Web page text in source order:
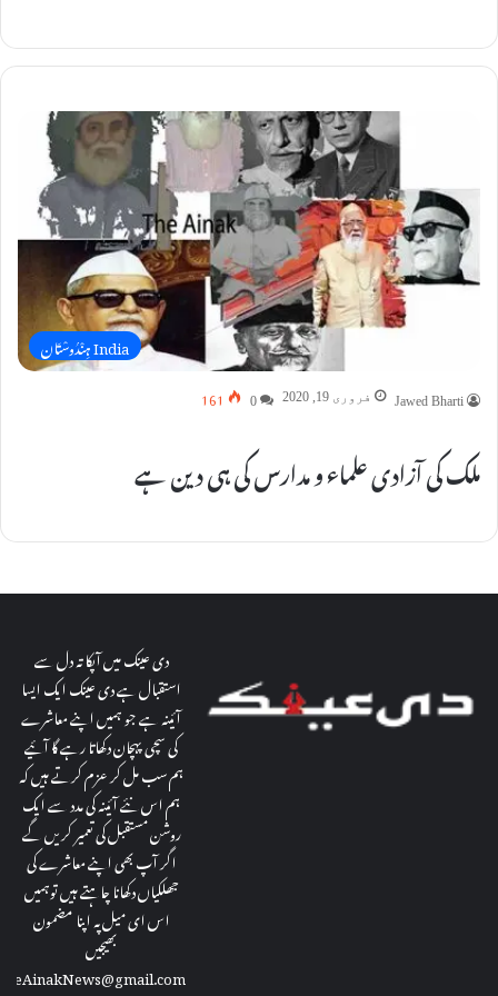
India ہِنْدُوسْتَان
Jawed Bharti فروری 19, 2020 0
161
ملک کی آزادی علماء و مدارس کی ہی دین ہے
دی عینک میں آپکا تہ دل سے
استقبال ہے دی عینک ایک ایسا
آئینہ ہے جو ہمیں اپنے معاشرے
کی سچی پہچان دکھاتا رہے گا آئیے
ہم سب مل کر عزم کرتے ہیں کہ
ہم اس نئے آئینہ کی مدد سے ایک
روشن مستقبل کی تعمیر کریں گے
اگر آپ بھی اپنے معاشرے کی
جھلکیاں دکھانا چاہتے ہیں توہمیں
اس ای میل پہ اپنا مضمون
بھیجیں
theAinakNews@gmail.com